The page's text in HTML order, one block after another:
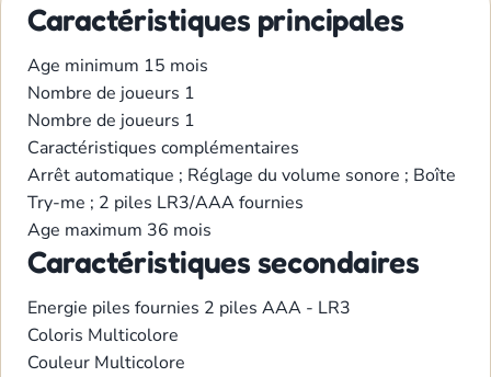
Caractéristiques principales
Age minimum 15 mois
Nombre de joueurs 1
Nombre de joueurs 1
Caractéristiques complémentaires
Arrêt automatique ; Réglage du volume sonore ; Boîte
Try-me ; 2 piles LR3/AAA fournies
Age maximum 36 mois
Caractéristiques secondaires
Energie piles fournies 2 piles AAA - LR3
Coloris Multicolore
Couleur Multicolore